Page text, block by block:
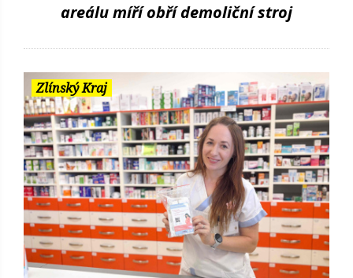
areálu míří obří demoliční stroj
Zlínský Kraj